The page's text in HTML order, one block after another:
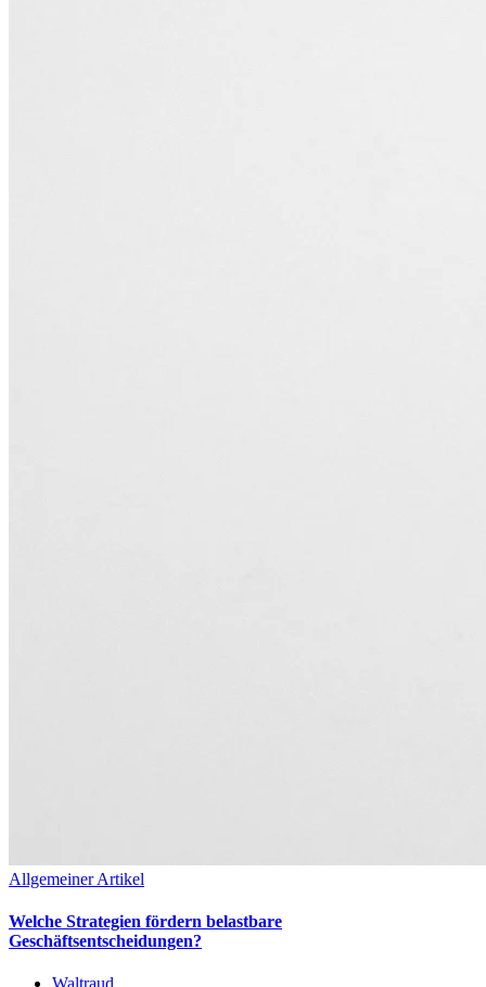
Allgemeiner Artikel
Welche Strategien fördern belastbare
Geschäftsentscheidungen?